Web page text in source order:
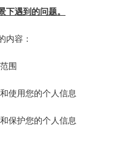
到的问题。
容：
围
使用您的个人信息
保护您的个人信息